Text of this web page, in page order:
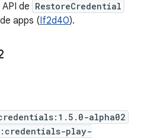
de RestoreCredential
apps (If2d40).
alpha02
play-